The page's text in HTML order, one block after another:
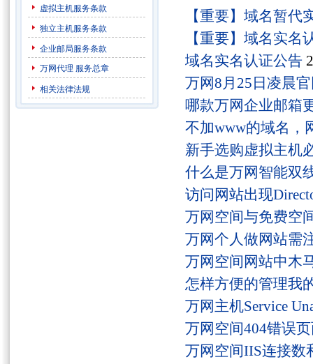
虚拟主机服务条款
独立主机服务条款
企业邮局服务条款
万网代理 服务总章
相关法律法规
【重要】域名暂代
【重要】域名实名
域名实名认证公告
万网8月25日凌晨
哪款万网企业邮箱
不加www的域名，
新手选购虚拟主机
什么是万网智能双
访问网站出现
万网空间与免费空
万网个人做网站需
万网空间网站中木
怎样方便的管理我
万网主机Service
万网空间404错误
万网空间IIS连接数